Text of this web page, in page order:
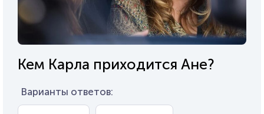
Кем Карла приходится Ане?
Варианты ответов: